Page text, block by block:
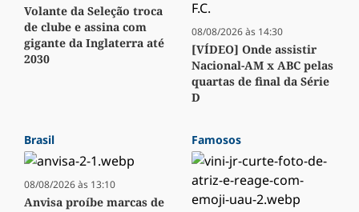
Volante da Seleção troca
de clube e assina com
gigante da Inglaterra até
2030
08/08/2026 às 14:30
[VÍDEO] Onde assistir
Nacional-AM x ABC pelas
quartas de final da Série
D
Brasil
08/08/2026 às 13:10
Anvisa proíbe marcas de
Famosos